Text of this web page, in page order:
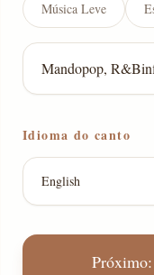
Música Leve
Idioma do canto
English